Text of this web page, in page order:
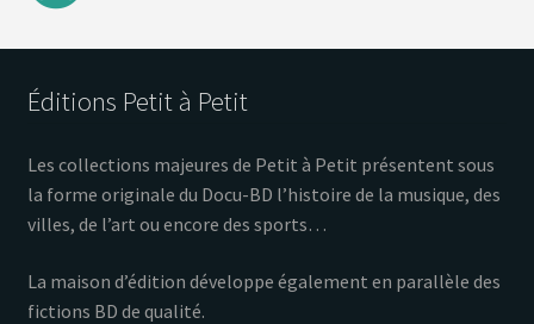
Éditions Petit à Petit
Les collections majeures de Petit à Petit présentent sous
la forme originale du Docu-BD l’histoire de la musique, des
villes, de l’art ou encore des sports…
La maison d’édition développe également en parallèle des
fictions BD de qualité.